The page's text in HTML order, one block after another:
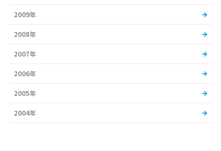
2009年
2008年
2007年
2006年
2005年
2004年